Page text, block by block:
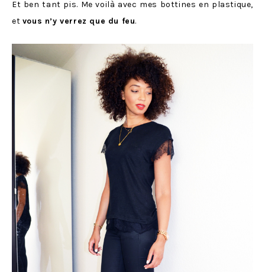
Et ben tant pis. Me voilà avec mes bottines en plastique,
et vous n’y verrez que du feu.